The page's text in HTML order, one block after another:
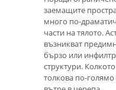
заемащите
много по-
части на тялото.
възникват
бързо или
структури.
толкова по-голямо